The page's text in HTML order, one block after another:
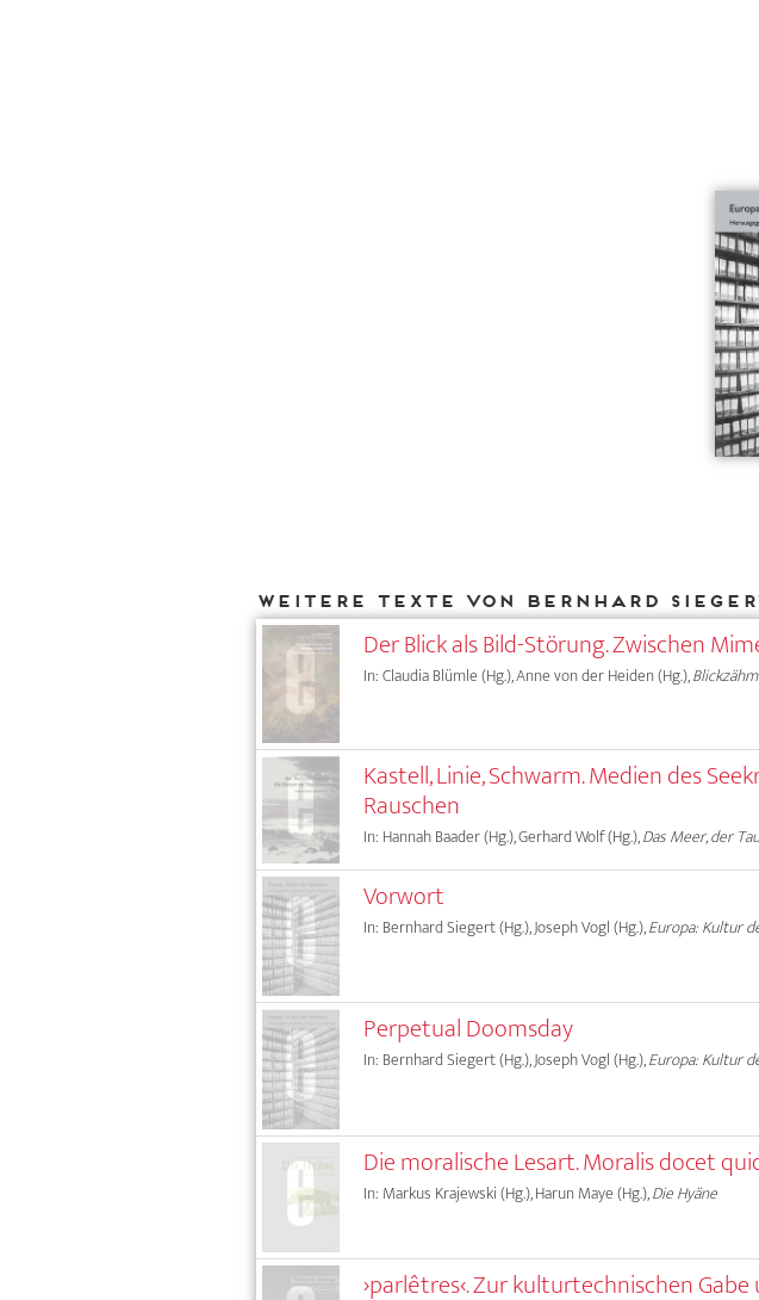
Weitere Texte von Bernhard Siegert
Der Blick als Bild-Störung. Zwischen
In: Claudia Blümle (Hg.), Anne von der Heiden (Hg.),
Kastell, Linie, Schwarm. Medien des
Rauschen
In: Hannah Baader (Hg.), Gerhard Wolf (Hg.),Das Meer, der
Vorwort
In: Bernhard Siegert (Hg.), Joseph Vogl (Hg.),Europa: Kultur
Perpetual Doomsday
In: Bernhard Siegert (Hg.), Joseph Vogl (Hg.),Europa: Kultur
Die moralische Lesart. Moralis docet
In: Markus Krajewski (Hg.), Harun Maye (Hg.),Die Hyäne
›parlêtres‹. Zur kulturtechnischen